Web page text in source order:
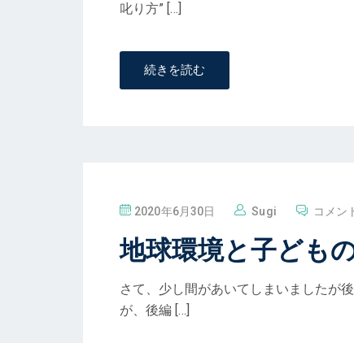
叱り方” […]
続きを読む
投
2020年6月30日 Sugi コメン
地球環境と子ども
さて、少し間があいてしまいましたが
が、後編 […]